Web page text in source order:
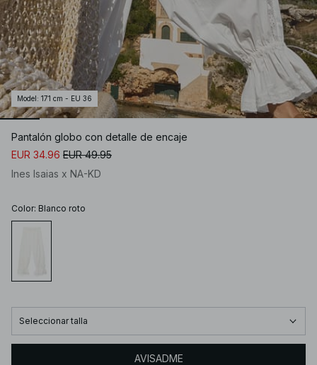
Model : 171 cm - EU 36
Pantalón globo con detalle de encaje
EUR 34.96 EUR 49.95
Ines Isaias x NA-KD
Color: Blanco roto
Seleccionar talla
AVISADME